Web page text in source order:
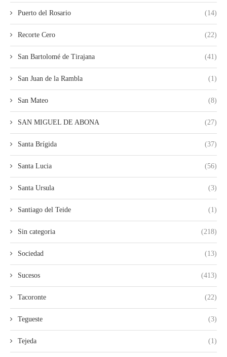
Puerto del Rosario (14)
Recorte Cero (22)
San Bartolomé de Tirajana (41)
San Juan de la Rambla (1)
San Mateo (8)
SAN MIGUEL DE ABONA (27)
Santa Brígida (37)
Santa Lucia (56)
Santa Ursula (3)
Santiago del Teide (1)
Sin categoria (218)
Sociedad (13)
Sucesos (413)
Tacoronte (22)
Tegueste (3)
Tejeda (1)